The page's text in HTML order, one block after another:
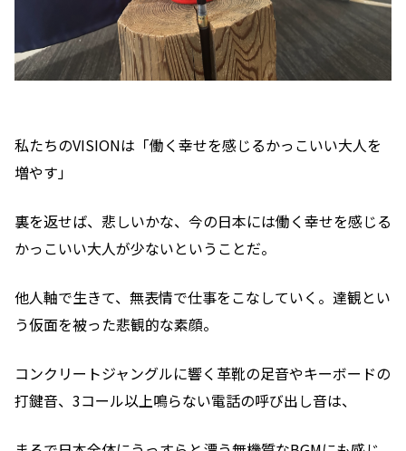
私たちのVISIONは「働く幸せを感じるかっこいい大人を
増やす」
裏を返せば、悲しいかな、今の日本には働く幸せを感じる
かっこいい大人が少ないということだ。
他人軸で生きて、無表情で仕事をこなしていく。達観とい
う仮面を被った悲観的な素顔。
コンクリートジャングルに響く革靴の足音やキーボードの
打鍵音、3コール以上鳴らない電話の呼び出し音は、